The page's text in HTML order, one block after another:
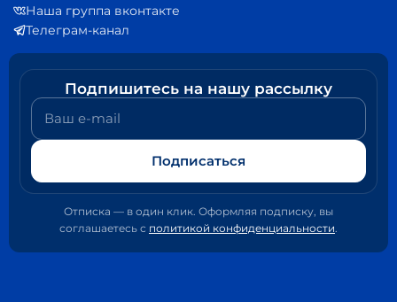
Наша группа вконтакте
Телеграм-канал
Подпишитесь на нашу рассылку
Ваш e-mail
Подписаться
Отписка — в один клик. Оформляя подписку, вы
соглашаетесь с политикой конфиденциальности